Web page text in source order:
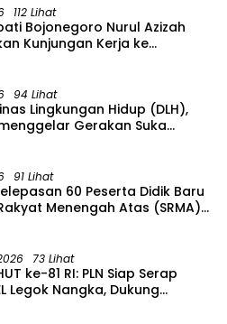
112 Lihat
Bojonegoro Nurul Azizah
Kunjungan Kerja ke
94 Lihat
Lingkungan Hidup (DLH),
Gerakan Suka
91 Lihat
60 Peserta Didik Baru
Menengah Atas (SRMA)
73 Lihat
ke-81 RI: PLN Siap Serap
Legok Nangka, Dukung